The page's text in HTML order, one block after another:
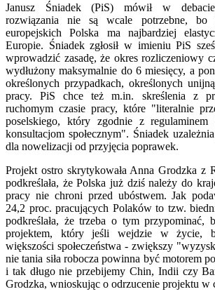
Janusz Śniadek (PiS) mówił w
rozwiązania nie są wcale potrzebne, bo
europejskich Polska ma najbardziej
Europie. Śniadek zgłosił w imieniu PiS
wprowadzić zasadę, że okres rozliczeniowy
wydłużony maksymalnie do 6 miesięcy, a
określonych przypadkach, określonych
pracy. PiS chce też m.in. skreślenia z
ruchomym czasie pracy, które "literalnie
poselskiego, który zgodnie z regulaminem
konsultacjom społecznym". Śniadek
dla nowelizacji od przyjęcia poprawek.
Projekt ostro skrytykowała Anna Grodzka z
podkreślała, że Polska już dziś należy do
pracy nie chroni przed ubóstwem. Jak
24,2 proc. pracujących Polaków to tzw.
podkreślała, że trzeba o tym przypominać,
projektem, który jeśli wejdzie w życie,
większości społeczeństwa - zwiększy
nie tania siła robocza powinna być motorem
i tak długo nie przebijemy Chin, Indii czy
Grodzka, wnioskując o odrzucenie projektu w